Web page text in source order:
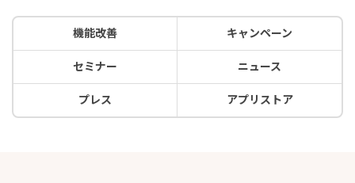
機能改善 キャンペーン
セミナー ニュース
プレス アプリストア